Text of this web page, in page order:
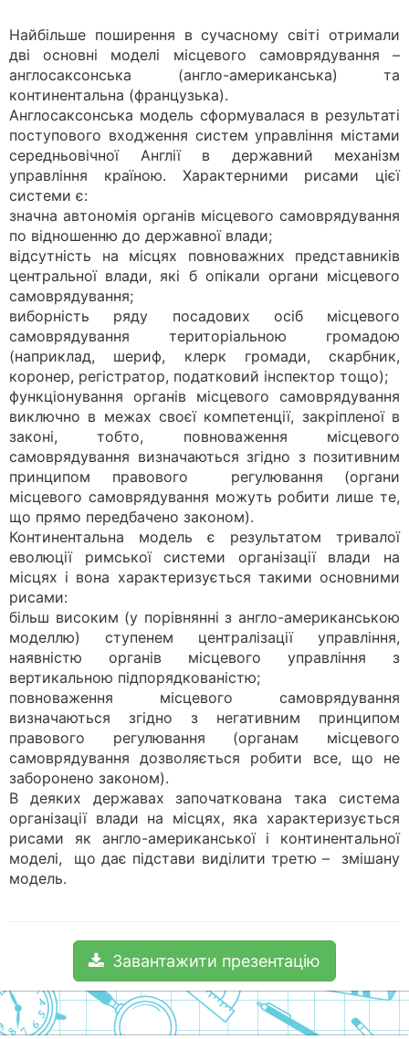
Найбільше поширення в сучасному світі отримали
дві основні моделі місцевого самоврядування –
англосаксонська (англо-американська) та
континентальна (французька).
Англосаксонська модель сформувалася в результаті
поступового входження систем управління містами
середньовічної Англії в державний механізм
управління країною. Характерними рисами цієї
системи є:
значна автономія органів місцевого самоврядування
по відношенню до державної влади;
відсутність на місцях повноважних представників
центральної влади, які б опікали органи місцевого
самоврядування;
виборність ряду посадових осіб місцевого
самоврядування територіальною громадою
(наприклад, шериф, клерк громади, скарбник,
коронер, регістратор, податковий інспектор тощо);
функціонування органів місцевого самоврядування
виключно в межах своєї компетенції, закріпленої в
законі, тобто, повноваження місцевого
самоврядування визначаються згідно з позитивним
принципом правового регулювання (органи
місцевого самоврядування можуть робити лише те,
що прямо передбачено законом).
Континентальна модель є результатом тривалої
еволюції римської системи організації влади на
місцях і вона характеризується такими основними
рисами:
більш високим (у порівнянні з англо-американською
моделлю) ступенем централізації управління,
наявністю органів місцевого управління з
вертикальною підпорядкованістю;
повноваження місцевого самоврядування
визначаються згідно з негативним принципом
правового регулювання (органам місцевого
самоврядування дозволяється робити все, що не
заборонено законом).
В деяких державах започаткована така система
організації влади на місцях, яка характеризується
рисами як англо-американської і континентальної
моделі, що дає підстави виділити третю – змішану
модель.
Завантажити презентацію